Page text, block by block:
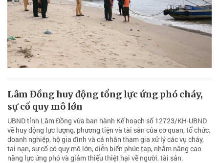
Lâm Đồng huy động tổng lực ứng phó cháy,
sự cố quy mô lớn
UBND tỉnh Lâm Đồng vừa ban hành Kế hoạch số 12723/KH-UBND
về huy động lực lượng, phương tiện và tài sản của cơ quan, tổ chức,
doanh nghiệp, hộ gia đình và cá nhân tham gia xử lý các vụ cháy,
tai nạn, sự cố có quy mô lớn, diễn biến phức tạp, nhằm nâng cao
năng lực ứng phó và giảm thiểu thiệt hại về người, tài sản.